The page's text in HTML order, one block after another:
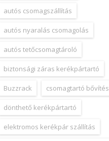
autós csomagszállítás
autós nyaralás csomagolás
autós tetőcsomagtároló
biztonsági záras kerékpártartó
Buzzrack csomagtartó bővítés
dönthető kerékpártartó
elektromos kerékpár szállítás